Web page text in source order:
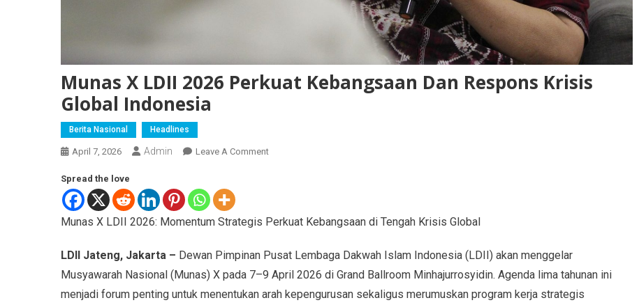
Munas X LDII 2026 Perkuat Kebangsaan Dan Respons Krisis
Global Indonesia
Berita Nasional Headlines
April 7, 2026 Admin Leave A Comment
Spread the love
Munas X LDII 2026: Momentum Strategis Perkuat Kebangsaan di Tengah Krisis Global
LDII Jateng, Jakarta – Dewan Pimpinan Pusat Lembaga Dakwah Islam Indonesia (LDII) akan menggelar
Musyawarah Nasional (Munas) X pada 7–9 April 2026 di Grand Ballroom Minhajurrosyidin. Agenda lima tahunan ini
menjadi forum penting untuk menentukan arah kepengurusan sekaligus merumuskan program kerja strategis